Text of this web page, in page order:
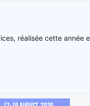
réalisée cette année